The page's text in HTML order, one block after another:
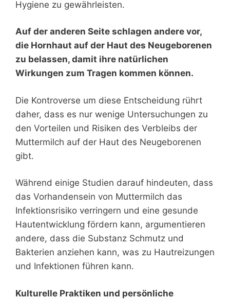
Hygiene zu gewährleisten.
Auf der anderen Seite schlagen andere vor,
die Hornhaut auf der Haut des Neugeborenen
zu belassen, damit ihre natürlichen
Wirkungen zum Tragen kommen können.
Die Kontroverse um diese Entscheidung rührt
daher, dass es nur wenige Untersuchungen zu
den Vorteilen und Risiken des Verbleibs der
Muttermilch auf der Haut des Neugeborenen
gibt.
Während einige Studien darauf hindeuten, dass
das Vorhandensein von Muttermilch das
Infektionsrisiko verringern und eine gesunde
Hautentwicklung fördern kann, argumentieren
andere, dass die Substanz Schmutz und
Bakterien anziehen kann, was zu Hautreizungen
und Infektionen führen kann.
Kulturelle Praktiken und persönliche